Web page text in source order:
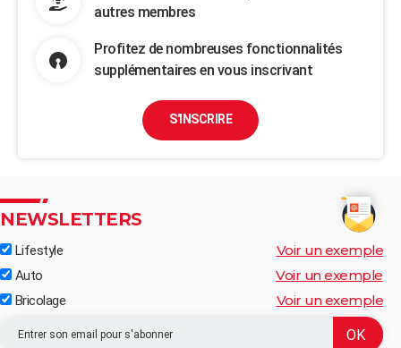
autres membres
Profitez de nombreuses fonctionnalités
supplémentaires en vous inscrivant
S'INSCRIRE
NEWSLETTERS
Lifestyle Voir un exemple
Auto Voir un exemple
Bricolage Voir un exemple